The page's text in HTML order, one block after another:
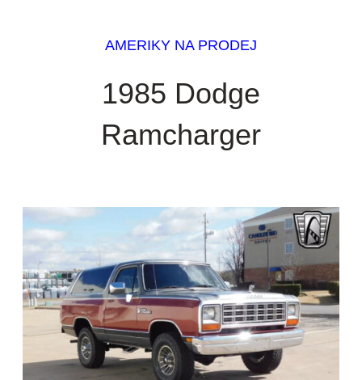
AMERIKY NA PRODEJ
1985 Dodge
Ramcharger